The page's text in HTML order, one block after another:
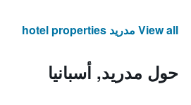
View all مدريد hotel properties
حول مدريد, أسبانيا